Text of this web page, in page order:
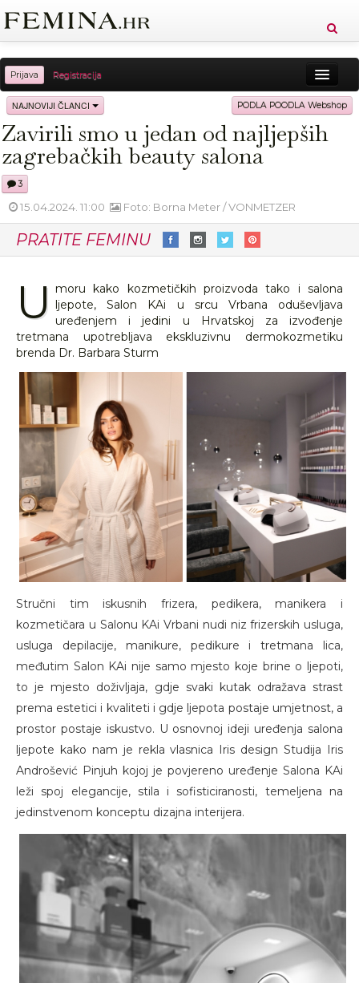
Prijava Registracija
Sreća Zdravlje Vitkost
Moda Ljubav Relax Putovanja Recepti
Knjige
NAJNOVIJI ČLANCI PODLA POODLA Webshop
Zavirili smo u jedan od najljepših
zagrebačkih beauty salona
3
15.04.2024. 11:00 Foto: Borna Meter / VONMETZER
PRATITE FEMINU
U moru kako kozmetičkih proizvoda tako i salona
ljepote, Salon KAi u srcu Vrbana oduševljava
uređenjem i jedini u Hrvatskoj za izvođenje
tretmana upotrebljava ekskluzivnu dermokozmetiku
brenda Dr. Barbara Sturm
Stručni tim iskusnih frizera, pedikera, manikera i
kozmetičara u Salonu KAi Vrbani nudi niz frizerskih usluga,
usluga depilacije, manikure, pedikure i tretmana lica,
međutim Salon KAi nije samo mjesto koje brine o ljepoti,
to je mjesto doživljaja, gdje svaki kutak odražava strast
prema estetici i kvaliteti i gdje ljepota postaje umjetnost, a
prostor postaje iskustvo. U osnovnoj ideji uređenja salona
ljepote kako nam je rekla vlasnica Iris design Studija Iris
Androšević Pinjuh kojoj je povjereno uređenje Salona KAi
leži spoj elegancije, stila i sofisticiranosti, temeljena na
jedinstvenom konceptu dizajna interijera.